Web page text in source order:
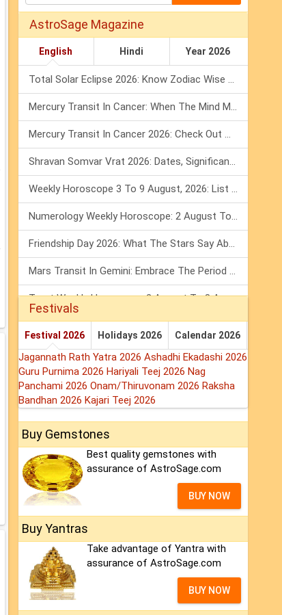
AstroSage Magazine
English Hindi Year 2026
Total Solar Eclipse 2026: Know Zodiac Wise Prediction
Mercury Transit In Cancer: When The Mind Meets The Heart!
Mercury Transit In Cancer 2026: Check Out What It Brings For You
Shravan Somvar Vrat 2026: Dates, Significance & Rituals In August
Weekly Horoscope 3 To 9 August, 2026: List Of Fasts & Festivals
Numerology Weekly Horoscope: 2 August To 8 August, 2026
Friendship Day 2026: What The Stars Say About Your Best Friend!
Mars Transit In Gemini: Embrace The Period Full Of Energy & Intelligence
Tarot Weekly Horoscope: 2 August To 8 August, 2026
Festivals
Festival 2026 Holidays 2026 Calendar 2026
Jagannath Rath Yatra 2026 Ashadhi Ekadashi 2026
Guru Purnima 2026 Hariyali Teej 2026 Nag
Panchami 2026 Onam/Thiruvonam 2026 Raksha
Bandhan 2026 Kajari Teej 2026
Buy Gemstones
Best quality gemstones with
assurance of AstroSage.com
BUY NOW
Buy Yantras
Take advantage of Yantra with
assurance of AstroSage.com
BUY NOW